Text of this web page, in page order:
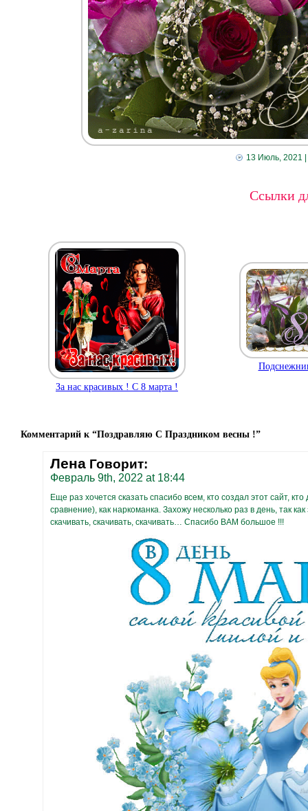
13 Июль, 2021
Ссылки
За нас красивых ! С 8 марта !
Комментарий к “Поздравляю С Праздником весны !”
Лена Говорит:
Февраль 9th, 2022 at 18:44
Еще раз хочется сказать спасибо всем, кто создал этот сайт,
сравнение), как наркоманка. Захожу несколько раз в день, так
скачивать, скачивать, скачивать… Спасибо ВАМ большое !!!